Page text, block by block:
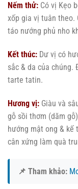
Nếm thử: Có vị Kẹo
xốp gia vị tuân theo.
táo nướng phủ nho
Kết thúc: Dư vị có
sắc & da của chúng.
tarte tatin.
Hương vị: Giàu và
gỗ sồi thơm (dăm
hướng mật ong &
cân xứng làm quà
📌 Tham khảo: